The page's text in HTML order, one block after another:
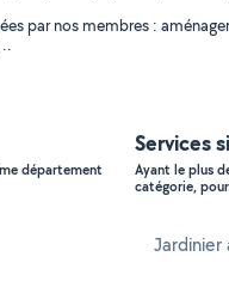
par nos membres :
département
Services
Ayant le plus
catégorie,
Jardinier